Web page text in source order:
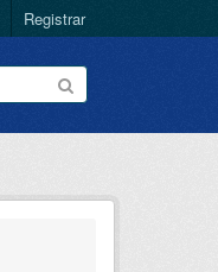
Registrar